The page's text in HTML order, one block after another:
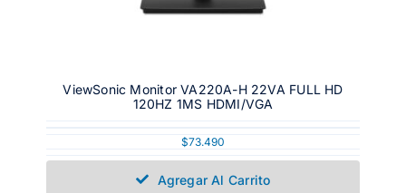
ViewSonic Monitor VA220A-H 22VA FULL HD
120HZ 1MS HDMI/VGA
$73.490
Agregar Al Carrito